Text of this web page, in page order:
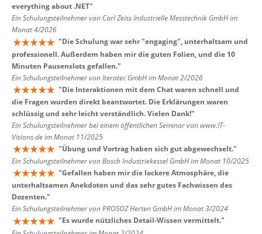
everything about .NET"
Ein Schulungsteilnehmer von Carl Zeiss Industrielle Messtechnik GmbH im
Monat 4/2026
"Die Schulung war sehr "engaging", unterhaltsam und
professionell. Außerdem haben mir die guten Folien, und die 10
Minuten Pausenslots gefallen."
Ein Schulungsteilnehmer von Iteratec GmbH im Monat 2/2026
"Die Interaktionen mit dem Chat waren schnell und
die Fragen wurden direkt beantwortet. Die Erklärungen waren
schlüssig und sehr leicht verständlich. Vielen Dank!"
Ein Schulungsteilnehmer bei einem öffentlichen Seminar von www.IT-
Visions.de im Monat 11/2025
"Übung und Vortrag haben sich gut abgewechselt."
Ein Schulungsteilnehmer von Bosch Industriekessel GmbH im Monat 10/2025
"Gefallen haben mir die lockere Atmosphäre, die
unterhaltsamen Anekdoten und das sehr gutes Fachwissen des
Dozenten."
Ein Schulungsteilnehmer von PROSOZ Herten GmbH im Monat 3/2024
"Es wurde nützliches Detail-Wissen vermittelt."